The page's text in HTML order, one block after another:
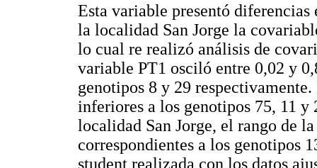
Esta variable presentó
la localidad San Jorge la
lo cual re realizó análisis de
variable PT1 osciló entre 0,02 y
genotipos 8 y 29
inferiores a los genotipos 75, 11 y
localidad San Jorge, el rango de
correspondientes a los genotipos
student realizada con los datos